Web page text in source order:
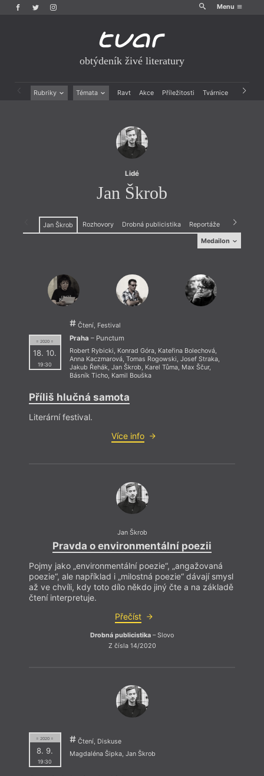
Menu
obtýdeník živé literatury
Rubriky Témata Ravt Akce Příležitosti Tvárnice Archiv
Lidé
Jan Škrob
Jan Škrob Rozhovory Drobná publicistika Reportáže Recenze a
(Eman, 2016) a Reál
(Malvern, 2018). Za
první z nich byl v roce 2017 nominován na cenu
DILIA Litera pro objev roku. V letošním roce se umístil
na třetím místě v soutěži Básne SK/CZ a společně s
Medailon
= 2020 =
18. 10.
19:30
Čtení, Festival
Praha – Punctum
Robert Rybicki, Konrad Góra, Kateřina Bolechová,
Anna Kaczmarová,Tomas Rogowski,Josef Straka,
Jakub Řehák,Jan Škrob, Karel Tůma, Max Ščur,
Básník Ticho, Kamil Bouška
Příliš hlučná samota
Literární festival.
Více info
Jan Škrob
Pravda o environmentální poezii
Pojmy jako „environmentální poezie“, „angažovaná
poezie“, ale například i „milostná poezie“ dávají smysl
až ve chvíli, kdy toto dílo někdo jiný čte a na základě
čtení interpretuje.
Přečíst
Drobná publicistika – Slovo
Z čísla 14/2020
= 2020 =
8. 9.
19:30
Čtení, Diskuse
Magdaléna Šipka,Jan Škrob